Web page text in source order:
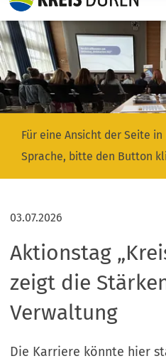
Für eine Ansicht der Seite
Sprache, bitte den Button
03.07.2026
Aktionstag
zeigt die
Verwaltung
Die Karriere könnte hier